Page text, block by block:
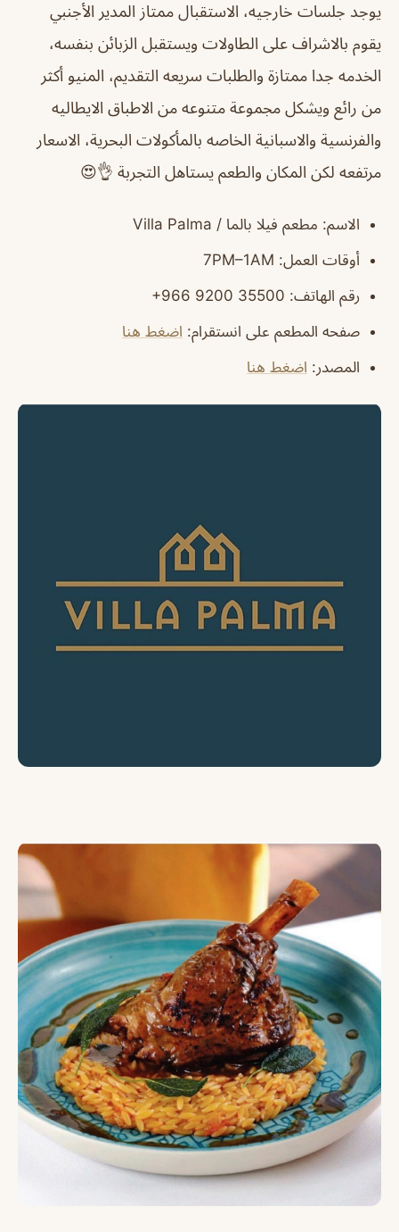
يوجد جلسات خارجيه، الاستقبال ممتاز المدير الأجنبي
يقوم بالاشراف على الطاولات ويستقبل الزبائن بنفسه،
الخدمه جدا ممتازة والطلبات سريعه التقديم، المنيو أكثر
من رائع ويشكل مجموعة متنوعه من الاطباق الايطاليه
والفرنسية والاسبانية الخاصه بالمأكولات البحرية، الاسعار
مرتفعه لكن المكان والطعم يستاهل التجربة 👌😍
الاسم: مطعم فيلا بالما / Villa Palma
أوقات العمل: 7PM–1AM
رقم الهاتف: ‏‪+966 9200 35500‬‏
صفحه المطعم على انستقرام: اضغط هنا
المصدر : اضغط هنا